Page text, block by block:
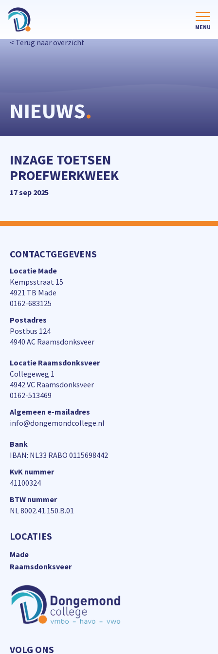
< Terug naar overzicht
NIEUWS.
INZAGE TOETSEN
PROEFWERKWEEK
17 sep 2025
CONTACTGEGEVENS
Locatie Made
Kempsstraat 15
4921 TB Made
0162-683125
Postadres
Postbus 124
4940 AC Raamsdonksveer
Locatie Raamsdonksveer
Collegeweg 1
4942 VC Raamsdonksveer
0162-513469
Algemeen e-mailadres
info@dongemondcollege.nl
Bank
IBAN: NL33 RABO 0115698442
KvK nummer
41100324
BTW nummer
NL 8002.41.150.B.01
LOCATIES
Made
Raamsdonksveer
VOLG ONS